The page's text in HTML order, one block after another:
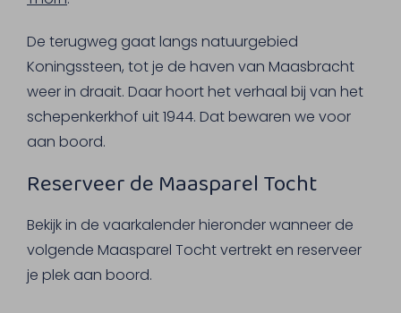
De terugweg gaat langs natuurgebied
Koningssteen, tot je de haven van Maasbracht
weer in draait. Daar hoort het verhaal bij van het
schepenkerkhof uit 1944. Dat bewaren we voor
aan boord.
Reserveer de Maasparel Tocht
Bekijk in de vaarkalender hieronder wanneer de
volgende Maasparel Tocht vertrekt en reserveer
je plek aan boord.